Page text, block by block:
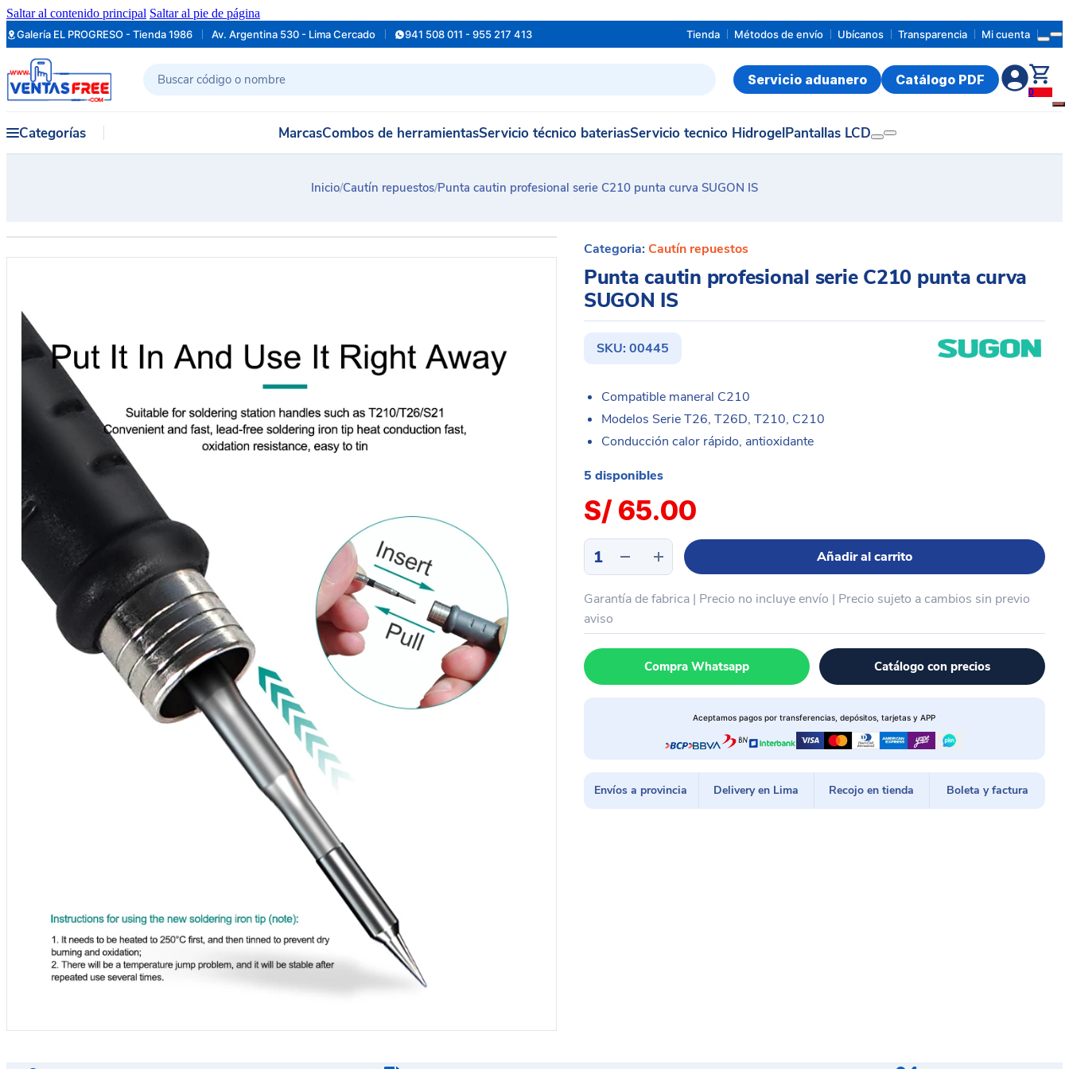
Saltar al contenido principal Saltar al pie de página
Galería EL PROGRESO - Tienda 1986 Av. Argentina 530 - Lima Cercado 941 508 011 - 955 217 413 Tienda Métodos de envío Ubícanos Transparencia Mi cuenta
Buscar Servicio aduanero Catálogo PDF
0
Categorías MarcasCombos de herramientasServicio técnico bateriasServicio tecnico HidrogelPantallas LCD
Inicio/Cautín repuestos/Punta cautin profesional serie C210 punta curva SUGON IS
Categoria: Cautín repuestos
Punta cautin profesional serie C210 punta curva
SUGON IS
SKU: 00445
Compatible maneral C210
Modelos Serie T26, T26D, T210, C210
Conducción calor rápido, antioxidante
5 disponibles
S/65.00
Punta
cautin
serie
C210
punta
curva
SUGON
IS
Añadir al carrito
Garantía de fabrica | Precio no incluye envío | Precio sujeto a cambios sin previo
aviso
Compra Whatsapp Catálogo con precios
Aceptamos pagos por transferencias, depósitos, tarjetas y APP
Envíos a provincia Delivery en Lima Recojo en tienda Boleta y factura